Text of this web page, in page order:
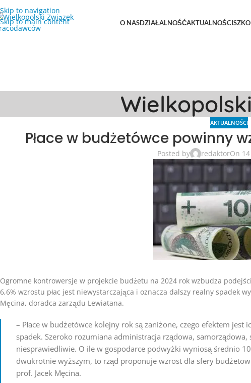
Skip to navigation
Skip to main content
O NASDZIAŁALNOŚĆAKTUALNOŚCI
AKTUALNOŚCI
Płace w budżetówce powinny
Posted by redaktorOn
Ogromne kontrowersje w projekcie budżetu na 2024 rok wzbudza
6,6% wzrostu płac jest niewystarczająca i oznacza dalszy realny spadek
Męcina, doradca zarządu Lewiatana.
– Płace w budżetówce kolejny rok są zaniżone, czego efektem
spadek. Szeroko rozumiana administracja rządowa,
niesprawiedliwie. O ile w gospodarce podwyżki wyniosą średnio
dwukrotnie wyższym, to rząd proponuje wzrost dla sfery
prof. Jacek Męcina.